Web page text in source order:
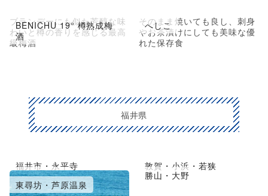
BENICHU 19° 樽熟成梅
酒
ブランデーにも似た芳醇な味
わいと樽の香りを感じる最高
級梅酒
へしこ
そのまま焼いても良し、刺身
やお茶漬けにしても美味な優
れた保存食
福井県
福井市・永平寺
敦賀・小浜・若狭
越前・鯖江
勝山・大野
東尋坊・芦原温泉